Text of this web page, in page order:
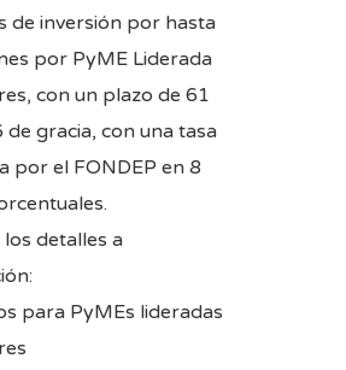
de inversión por hasta
por PyME Liderada
con un plazo de 61
de gracia, con una tasa
por el FONDEP en 8
los detalles a
para PyMEs lideradas